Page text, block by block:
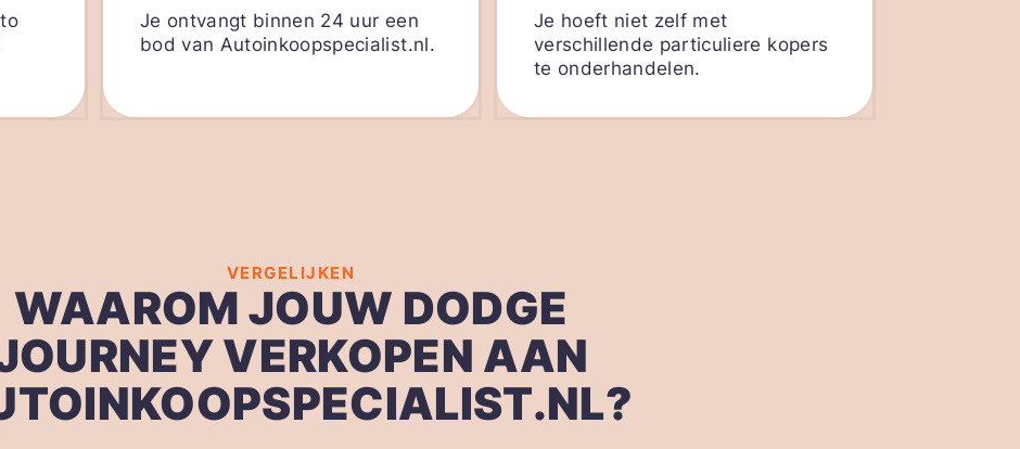
Je ontvangt binnen 24 uur een
bod van Autoinkoopspecialist.nl.
Je hoeft niet zelf met
verschillende particuliere kopers
te onderhandelen.
VERGELIJKEN
WAAROM JOUW DODGE
VERKOPEN AAN